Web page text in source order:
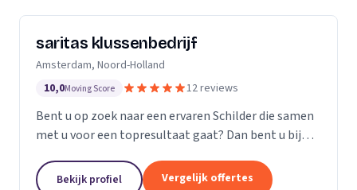
saritas klussenbedrijf
Amsterdam, Noord-Holland
10,0Moving Score 12 reviews
Bent u op zoek naar een ervaren Schilder die samen
met u voor een topresultaat gaat? Dan bent u bij
Persoonlijk contact en communicatie staat bij ons...
Bekijk profiel Vergelijk offertes